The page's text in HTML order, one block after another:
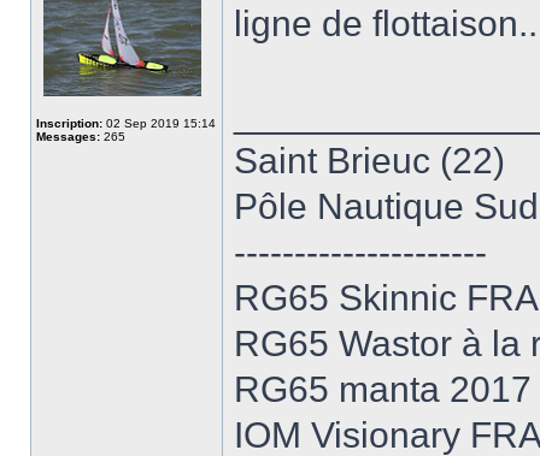
Inscription: 02 Sep 2019 15:14
Messages: 265
ligne de
Saint Brieuc (22)
Pôle Nautique
---------------------
RG65 Skinnic
RG65 Wastor à la
RG65 manta
IOM Visionary